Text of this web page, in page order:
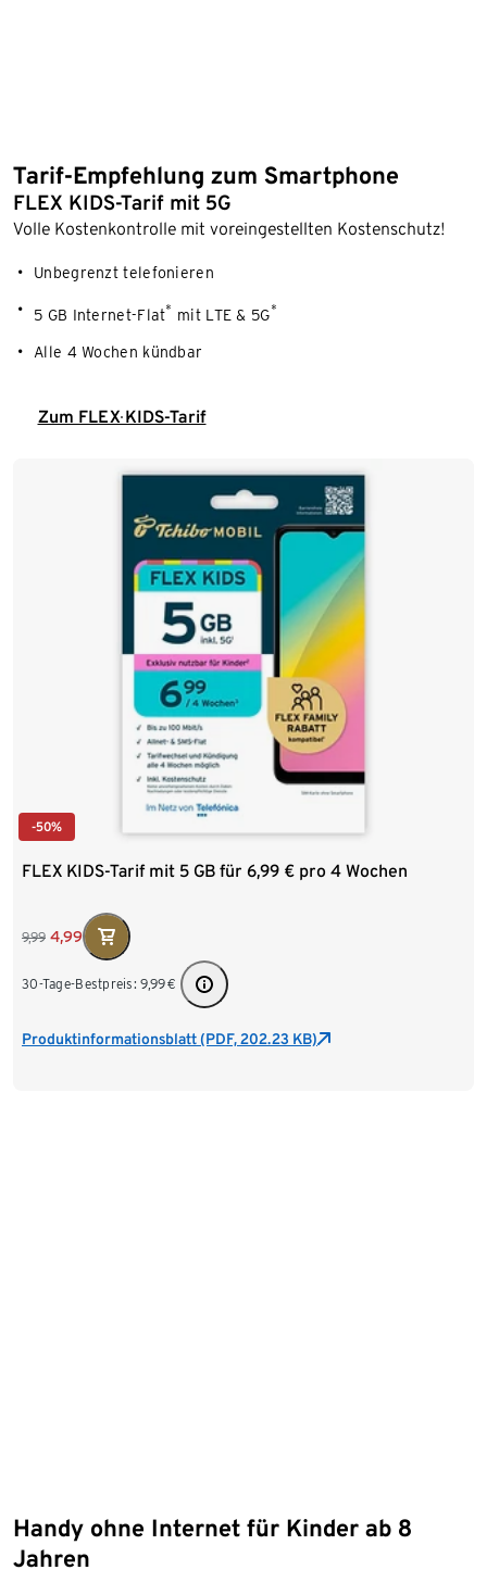
Tarif-Empfehlung zum Smartphone
FLEX KIDS-Tarif mit 5G
Volle Kostenkontrolle mit voreingestellten Kostenschutz!
Unbegrenzt telefonieren
5 GB Internet-Flat* mit LTE & 5G*
Alle 4 Wochen kündbar
Zum FLEX KIDS-Tarif
-50%
FLEX KIDS-Tarif mit 5 GB für 6,99 € pro 4 Wochen
9,99 4,99
30-Tage-Bestpreis: 9,99€
Produktinformationsblatt (PDF, 202.23 KB)
Handy ohne Internet für Kinder ab 8
Jahren